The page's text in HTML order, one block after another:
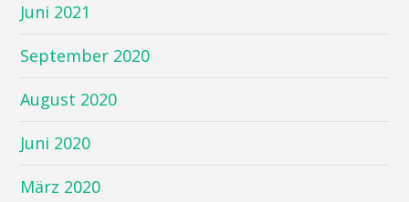
Juni 2021
September 2020
August 2020
Juni 2020
März 2020